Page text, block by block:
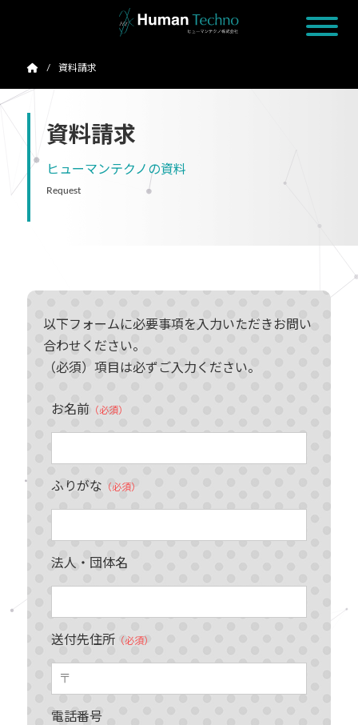
資料請求
資料請求
ヒューマンテクノの資料
Request
以下フォームに必要事項を入力いただきお問い
合わせください。
（必須）項目は必ずご入力ください。
お名前 （必須）
ふりがな （必須）
法人・団体名
送付先住所（必須）
電話番号